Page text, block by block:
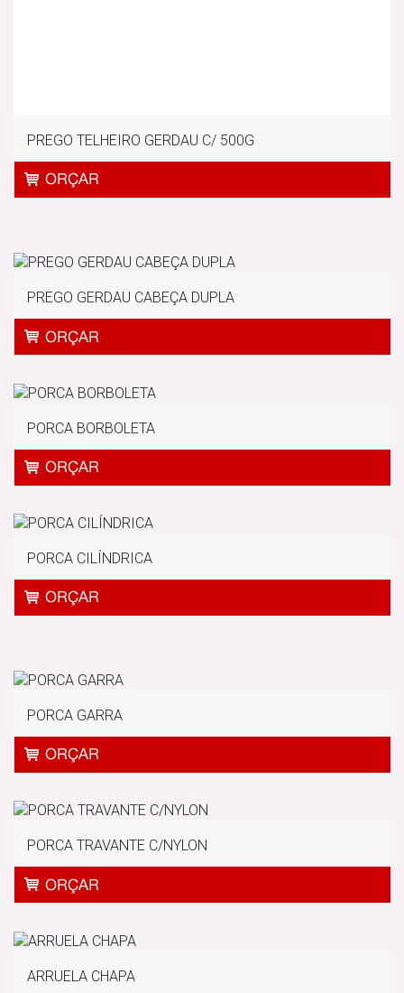
PREGO TELHEIRO GERDAU C/ 500G
PREGO GERDAU CABEÇA DUPLA
PORCA BORBOLETA
PORCA CILÍNDRICA
PORCA GARRA
PORCA TRAVANTE C/NYLON
ARRUELA CHAPA